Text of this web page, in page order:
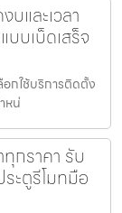
บและเวลา
บบเบ็ดเสร็จ
อกใช้บริการติดตั้ง
หน่
ทุกราคา รับ
ะตูรีโมทมือ